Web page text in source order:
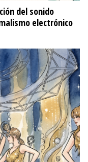
del sonido
electrónico